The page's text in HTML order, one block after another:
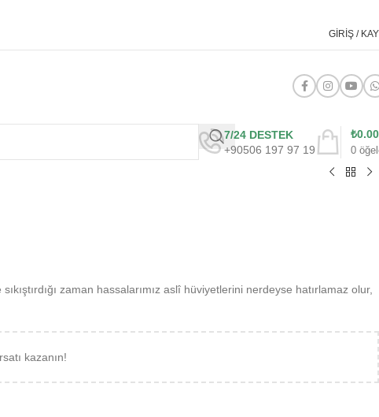
GIRIŞ /
7/24 DESTEK
+90506 197 97 19
0
₺0.00
zaman hassalarımız aslî hüviyetlerini nerdeyse hatırlamaz olur,
kazanın!